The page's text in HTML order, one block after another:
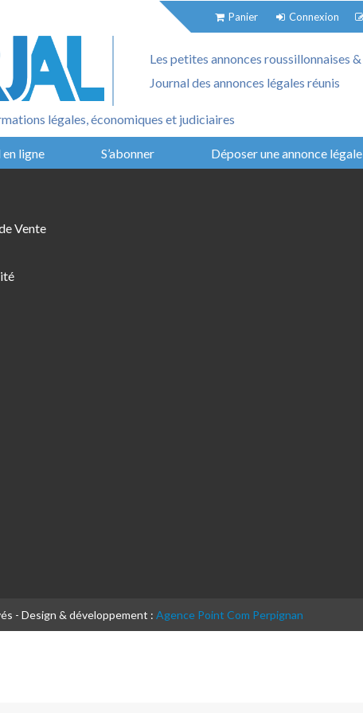
Panier Connexion
Les petites annonces roussillonnaises &
Journal des annonces légales réunis
légales, économiques et judiciaires
en ligne S’abonner Déposer une annonce légale
Vente
- Design & développement : Agence Point Com Perpignan